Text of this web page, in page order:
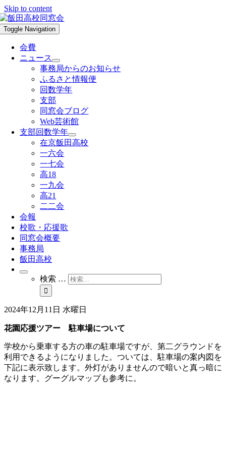
Skip to content
Toggle Navigation
会費
ニュース
事務局からのお知らせ
ふるさと情報便
回数学年
支部
同窓会ブログ
Web芸術館
支部回数学年
在京飯田高校
一六会
一七会
高18
一九会
高21
二二会
会報
校歌・応援歌
同窓会概要
事務局
飯田高校
検索 …
2024年12月11日 水曜日
花園応援ツアー 駐車場について
学校から乗車する方の車の駐車場ですが、第二グラウンドを
利用できるようになりました。ついては、駐車場の案内図を
下記に表示致します。外灯がありませんので暗いと真っ暗に
なります。グーグルマップも参考に。